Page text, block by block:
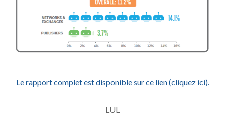
Le rapport complet est disponible sur ce lien (cliquez ici).
LUL